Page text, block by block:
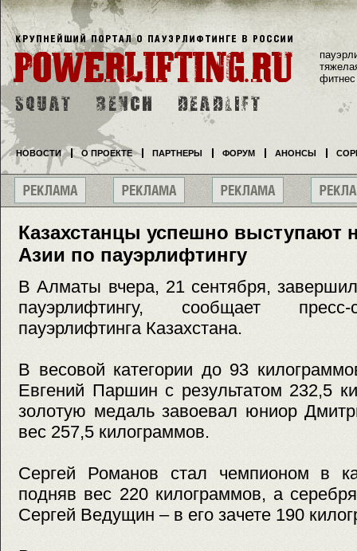
Казахстанцы успешно выступают
Азии по пауэрлифтингу
В Алматы вчера, 21 сентября,
пауэрлифтингу, сообщает
пауэрлифтинга Казахстана.
В весовой категории до 93
Евгений Паршин с результатом 232,5
золотую медаль завоевал юниор
вес 257,5 килограммов.
Сергей Романов стал чемпионом в
подняв вес 220 килограммов, а
Сергей Ведущин – в его зачете 190
фитнес
НОВОСТИ О ПРОЕКТЕ ПАРТНЕРЫ ФОРУМ АНОНСЫ